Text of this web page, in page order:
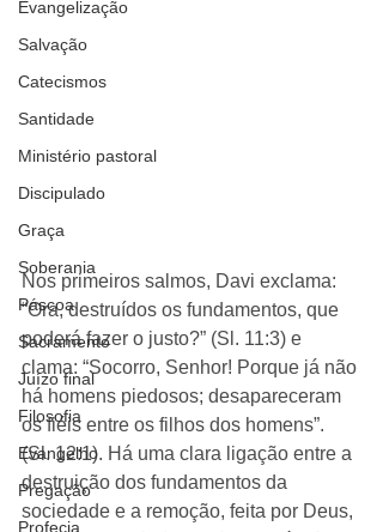
Evangelização
Salvação
Catecismos
Santidade
Ministério pastoral
Discipulado
Graça
Soberania
Páscoa
Sacramento
Juízo final
Filosofia
Evangelho
Pregação
Profecia
Nos primeiros salmos, Davi exclama:
“Ora, destruídos os fundamentos, que
poderá fazer o justo?” (Sl. 11:3) e
clama: “Socorro, Senhor! Porque já não
há homens piedosos; desapareceram
os fiéis entre os filhos dos homens”.
(Sl. 12:1). Há uma clara ligação entre a
destruição dos fundamentos da
sociedade e a remoção, feita por Deus,